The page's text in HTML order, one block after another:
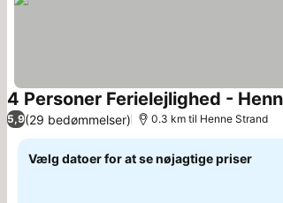
4 Personer Ferielejlighed -
5,9(29 bedømmelser) 0.3 km til Henne Strand
Vælg datoer for at se nøjagtige priser